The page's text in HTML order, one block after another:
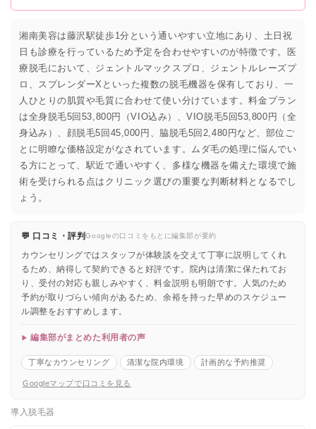
湘南美容は藤沢駅徒歩1分という通いやすい立地にあり、土日祝
日も診療を行っているため予定を合わせやすいのが特徴です。医
療脱毛において、ジェントルマックスプロ、ジェントルレーズプ
ロ、スプレンダーXといった複数の脱毛機器を保有しており、一
人ひとりの肌質や毛質に合わせて使い分けています。料金プラン
は全身脱毛5回53,800円（VIO込み）、VIO脱毛5回53,800円（全
身込み）、顔脱毛5回45,000円、脇脱毛5回2,480円など、部位ご
とに明瞭な価格設定がなされています。ムダ毛の処理に悩んでい
る方にとって、駅近で通いやすく、多様な機器を備えた環境で施
術を受けられる点はクリニック選びの重要な判断材料となるでし
ょう。
💬 口コミ・評判Googleの口コミをもとに編集部が要約
カウンセリングではスタッフが体験談を交えて丁寧に説明してくれ
るため、納得して契約できると好評です。院内は清潔に保たれてお
り、受付の対応も親しみやすく、料金説明も明朗です。人気のため
予約が取りづらい傾向があるため、余裕を持った早めのスケジュー
ル調整をおすすめします。
編集部がまとめた利用者の声
丁寧なカウンセリング 清潔な院内環境 計画的な予約推奨
Googleマップで口コミを見る
導入脱毛器